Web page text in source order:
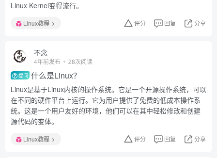
Linux Kernel变得流行。
Linux教程 评分 回复 分享
不念
4年前发布 28次阅读
提问 什么是Linux？
Linux是基于Linux内核的操作系统。它是一个开源操作系统，可以
在不同的硬件平台上运行。它为用户提供了免费的低成本操作系
统。这是一个用户友好的环境，他们可以在其中轻松修改和创建
源代码的变体。
Linux教程 评分 回复 分享